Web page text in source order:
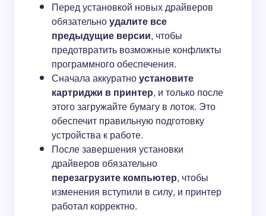
Перед установкой новых драйверов
обязательноудалите все
предыдущие версии, чтобы
предотвратить возможные конфликты
программного обеспечения.
Сначала аккуратноустановите
картриджи в принтер, и только после
этого загружайте бумагу в лоток. Это
обеспечит правильную подготовку
устройства к работе.
После завершения установки
драйверов обязательно
перезагрузите компьютер, чтобы
изменения вступили в силу, и принтер
работал корректно.